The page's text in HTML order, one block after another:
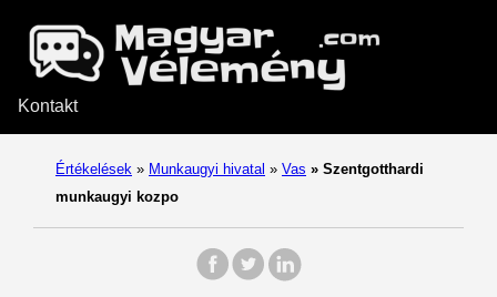
Kontakt
Értékelések » Munkaugyi hivatal » Vas » Szentgotthardi
munkaugyi kozpo